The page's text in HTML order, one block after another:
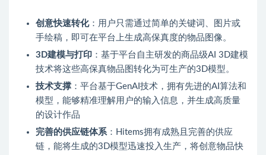
创意快速转化：用户只需通过简单的关键词、图片或
手绘稿，即可在平台上生成高保真度的物品图像。
3D建模与打印 ：基于平台自主研发的商品级AI 3D建模
技术将这些高保真物品图转化为可生产的3D模型。
技术支撑 ：平台基于GenAI技术，拥有先进的AI算法和
模型，能够精准理解用户的输入信息，并生成高质量
的设计作品
完善的供应链体系 ：Hitems拥有成熟且完善的供应
链，能将生成的3D模型迅速投入生产，将创意物品快